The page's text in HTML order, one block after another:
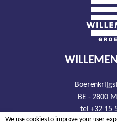
BE - 2800
tel +32 15
We use cookies to improve your user